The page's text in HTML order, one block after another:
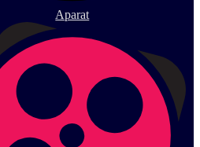
Aparat